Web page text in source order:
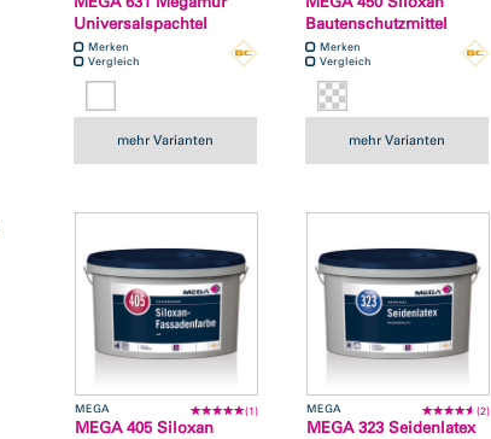
Universalspachtel
Merken
Vergleich
mehr Varianten
Bautenschutzmittel
Merken
Vergleich
mehr Varianten
MEGA (1)
MEGA 405 Siloxan
MEGA (2)
MEGA 323 Seidenlatex